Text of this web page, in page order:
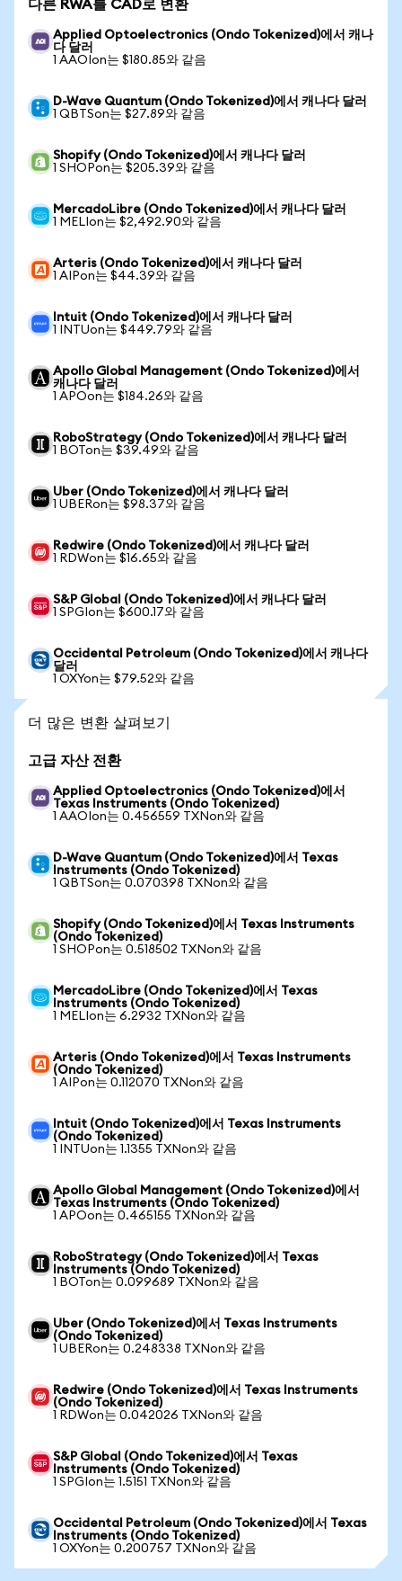
다른 RWA를 CAD로 변환
Applied Optoelectronics (Ondo Tokenized)에서 캐나
다 달러
1 AAOIon는 $180.85와 같음
D-Wave Quantum (Ondo Tokenized)에서 캐나다 달러
1 QBTSon는 $27.89와 같음
Shopify (Ondo Tokenized)에서 캐나다 달러
1 SHOPon는 $205.39와 같음
MercadoLibre (Ondo Tokenized)에서 캐나다 달러
1 MELIon는 $2,492.90와 같음
Arteris (Ondo Tokenized)에서 캐나다 달러
1 AIPon는 $44.39와 같음
Intuit (Ondo Tokenized)에서 캐나다 달러
1 INTUon는 $449.79와 같음
Apollo Global Management (Ondo Tokenized)에서
캐나다 달러
1 APOon는 $184.26와 같음
RoboStrategy (Ondo Tokenized)에서 캐나다 달러
1 BOTon는 $39.49와 같음
Uber (Ondo Tokenized)에서 캐나다 달러
1 UBERon는 $98.37와 같음
Redwire (Ondo Tokenized)에서 캐나다 달러
1 RDWon는 $16.65와 같음
S&P Global (Ondo Tokenized)에서 캐나다 달러
1 SPGIon는 $600.17와 같음
Occidental Petroleum (Ondo Tokenized)에서 캐나다
달러
1 OXYon는 $79.52와 같음
더 많은 변환 살펴보기
고급 자산 전환
Applied Optoelectronics (Ondo Tokenized)에서
Texas Instruments (Ondo Tokenized)
1 AAOIon는 0.456559 TXNon와 같음
D-Wave Quantum (Ondo Tokenized)에서 Texas
Instruments (Ondo Tokenized)
1 QBTSon는 0.070398 TXNon와 같음
Shopify (Ondo Tokenized)에서 Texas Instruments
(Ondo Tokenized)
1 SHOPon는 0.518502 TXNon와 같음
MercadoLibre (Ondo Tokenized)에서 Texas
Instruments (Ondo Tokenized)
1 MELIon는 6.2932 TXNon와 같음
Arteris (Ondo Tokenized)에서 Texas Instruments
(Ondo Tokenized)
1 AIPon는 0.112070 TXNon와 같음
Intuit (Ondo Tokenized)에서 Texas Instruments
(Ondo Tokenized)
1 INTUon는 1.1355 TXNon와 같음
Apollo Global Management (Ondo Tokenized)에서
Texas Instruments (Ondo Tokenized)
1 APOon는 0.465155 TXNon와 같음
RoboStrategy (Ondo Tokenized)에서 Texas
Instruments (Ondo Tokenized)
1 BOTon는 0.099689 TXNon와 같음
Uber (Ondo Tokenized)에서 Texas Instruments
(Ondo Tokenized)
1 UBERon는 0.248338 TXNon와 같음
Redwire (Ondo Tokenized)에서 Texas Instruments
(Ondo Tokenized)
1 RDWon는 0.042026 TXNon와 같음
S&P Global (Ondo Tokenized)에서 Texas
Instruments (Ondo Tokenized)
1 SPGIon는 1.5151 TXNon와 같음
Occidental Petroleum (Ondo Tokenized)에서 Texas
Instruments (Ondo Tokenized)
1 OXYon는 0.200757 TXNon와 같음